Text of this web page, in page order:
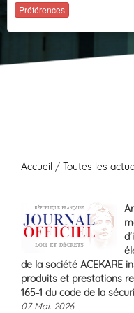
Accueil / Toutes les
de la société ACEKARE
produits et prestations
165-1 du code de la
07 Mai. 2026
Préférences